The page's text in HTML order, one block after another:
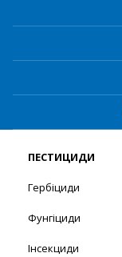
ПЕСТИЦИДИ
Гербіциди
Фунгіциди
Інсекциди